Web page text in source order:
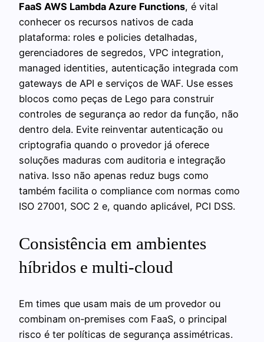
FaaS AWS Lambda Azure Functions, é vital
conhecer os recursos nativos de cada
plataforma: roles e policies detalhadas,
gerenciadores de segredos, VPC integration,
managed identities, autenticação integrada com
gateways de API e serviços de WAF. Use esses
blocos como peças de Lego para construir
controles de segurança ao redor da função, não
dentro dela. Evite reinventar autenticação ou
criptografia quando o provedor já oferece
soluções maduras com auditoria e integração
nativa. Isso não apenas reduz bugs como
também facilita o compliance com normas como
ISO 27001, SOC 2 e, quando aplicável, PCI DSS.
Consistência em ambientes
híbridos e multi‑cloud
Em times que usam mais de um provedor ou
combinam on‑premises com FaaS, o principal
risco é ter políticas de segurança assimétricas.